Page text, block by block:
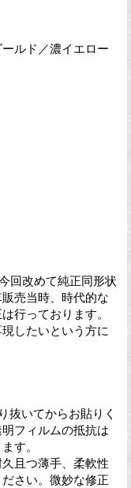
ルド／濃イエロー
回改めて純正同形状
売当時、時代的な
行っております。
したいという方に
抜いてからお貼りく
フィルムの抵抗は
す。
且つ薄手、柔軟性
さい。微妙な修正